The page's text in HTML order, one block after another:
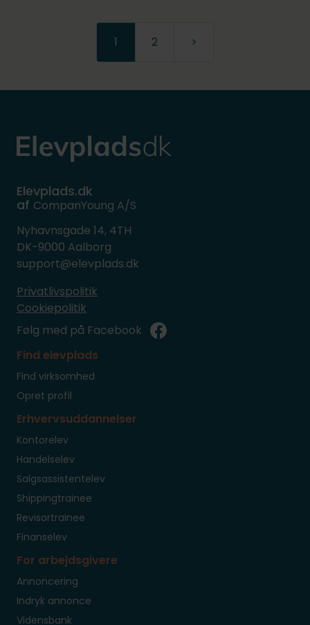
1 2 >
Elevplads.dk
af CompanYoung A/S
Nyhavnsgade 14, 4TH
DK-9000 Aalborg
support@elevplads.dk
Privatlivspolitik
Cookiepolitik
Følg med på Facebook
Find elevplads
Find virksomhed
Opret profil
Erhvervsuddannelser
Kontorelev
Handelselev
Salgsassistentelev
Shippingtrainee
Revisortrainee
Finanselev
For arbejdsgivere
Annoncering
Indryk annonce
Vidensbank